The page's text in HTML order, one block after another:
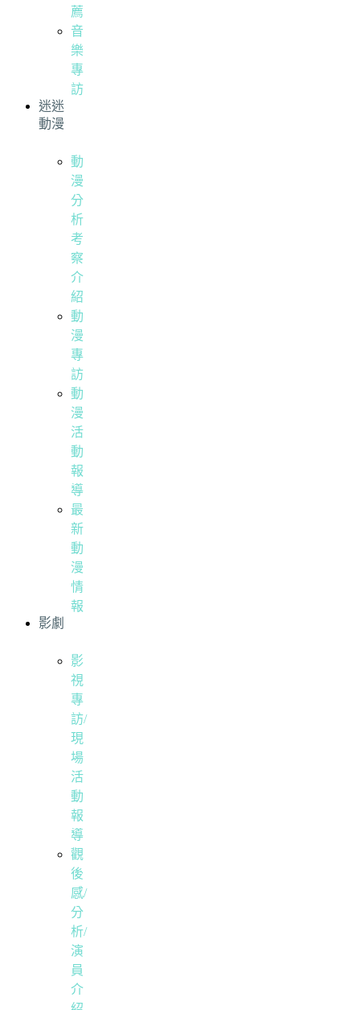
薦
音
樂
專
訪
迷迷
動漫
動
漫
分
析
考
察
介
紹
動
漫
專
訪
動
漫
活
動
報
導
最
新
動
漫
情
報
影劇
影
視
專
訪/
現
場
活
動
報
導
觀
後
感/
分
析/
演
員
介